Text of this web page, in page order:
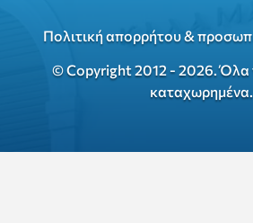
Πολιτική απορρήτου &
© Copyright 2012 - 2026. Όλα
καταχωρημένα.